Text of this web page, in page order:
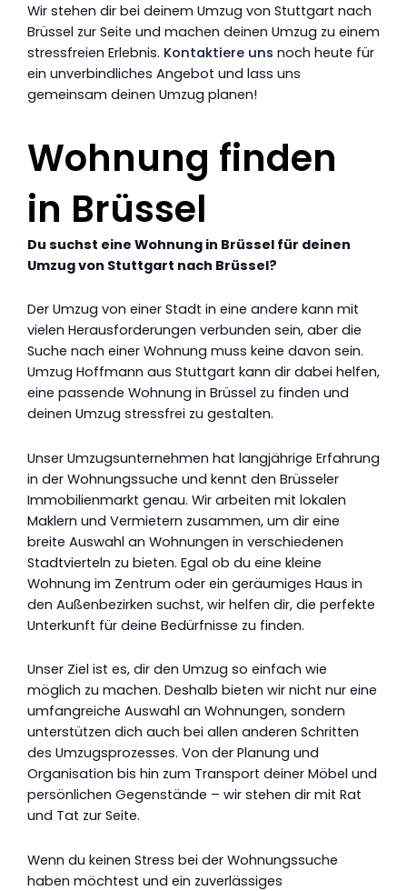
Wir stehen dir bei deinem Umzug von Stuttgart nach
Brüssel zur Seite und machen deinen Umzug zu einem
stressfreien Erlebnis. Kontaktiere uns noch heute für
ein unverbindliches Angebot und lass uns
gemeinsam deinen Umzug planen!
Wohnung finden
in Brüssel
Du suchst eine Wohnung in Brüssel für deinen
Umzug von Stuttgart nach Brüssel?
Der Umzug von einer Stadt in eine andere kann mit
vielen Herausforderungen verbunden sein, aber die
Suche nach einer Wohnung muss keine davon sein.
Umzug Hoffmann aus Stuttgart kann dir dabei helfen,
eine passende Wohnung in Brüssel zu finden und
deinen Umzug stressfrei zu gestalten.
Unser Umzugsunternehmen hat langjährige Erfahrung
in der Wohnungssuche und kennt den Brüsseler
Immobilienmarkt genau. Wir arbeiten mit lokalen
Maklern und Vermietern zusammen, um dir eine
breite Auswahl an Wohnungen in verschiedenen
Stadtvierteln zu bieten. Egal ob du eine kleine
Wohnung im Zentrum oder ein geräumiges Haus in
den Außenbezirken suchst, wir helfen dir, die perfekte
Unterkunft für deine Bedürfnisse zu finden.
Unser Ziel ist es, dir den Umzug so einfach wie
möglich zu machen. Deshalb bieten wir nicht nur eine
umfangreiche Auswahl an Wohnungen, sondern
unterstützen dich auch bei allen anderen Schritten
des Umzugsprozesses. Von der Planung und
Organisation bis hin zum Transport deiner Möbel und
persönlichen Gegenstände – wir stehen dir mit Rat
und Tat zur Seite.
Wenn du keinen Stress bei der Wohnungssuche
haben möchtest und ein zuverlässiges